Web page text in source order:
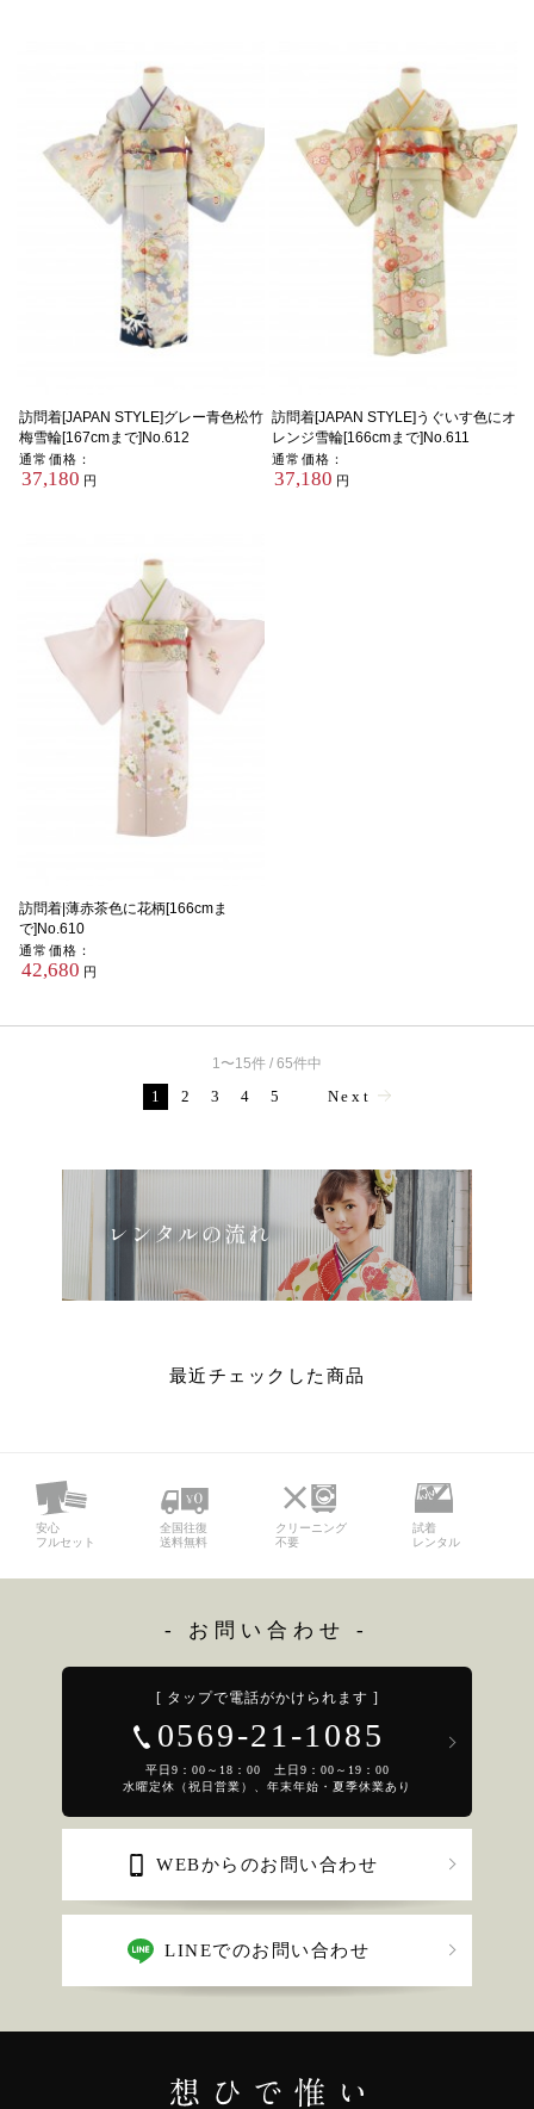
訪問着[JAPAN STYLE]グレー青色松竹
梅雪輪[167cmまで]No.612
通常価格：
37,180 円
訪問着[JAPAN STYLE]うぐいす色にオ
レンジ雪輪[166cmまで]No.611
通常価格：
37,180 円
訪問着|薄赤茶色に花柄[166cmま
で]No.610
通常価格：
42,680 円
1〜15件 / 65件中
1 2 3 4 5 Next
最近チェックした商品
安心
フルセット
全国往復
送料無料
クリーニング
不要
試着
レンタル
- お問い合わせ -
[ タップで電話がかけられます ]
0569-21-1085
平日9：00～18：00 土日9：00～19：00
水曜定休（祝日営業）、年末年始・夏季休業あり
WEBからのお問い合わせ
LINEでのお問い合わせ